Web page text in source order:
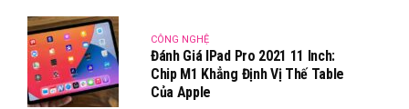
CÔNG NGHỆ
Đánh Giá IPad Pro 2021 11 Inch:
Chip M1 Khẳng Định Vị Thế Table
Của Apple